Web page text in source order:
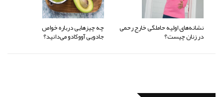
نشانه‌های اولیه حاملگی خارج رحمی
در زنان چیست؟
چه چیزهایی درباره خواص
جادویی آووکادو می‌دانید؟